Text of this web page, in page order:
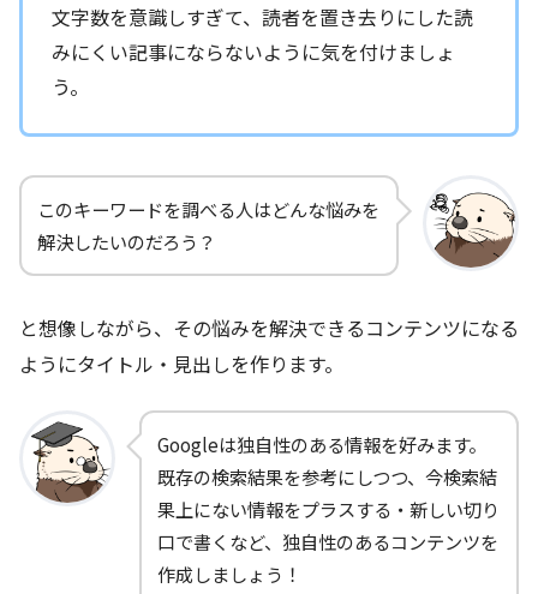
文字数を意識しすぎて、読者を置き去りにした読
みにくい記事にならないように気を付けましょ
う。
このキーワードを調べる人はどんな悩みを
解決したいのだろう？
と想像しながら、その悩みを解決できるコンテンツになる
ようにタイトル・見出しを作ります。
Googleは独自性のある情報を好みます。
既存の検索結果を参考にしつつ、今検索結
果上にない情報をプラスする・新しい切り
口で書くなど、独自性のあるコンテンツを
作成しましょう！